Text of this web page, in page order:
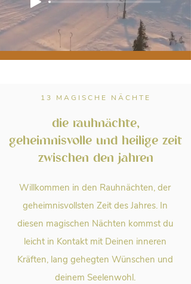
13 MAGISCHE NÄCHTE
die rauhnächte,
geheimnisvolle und heilige zeit
zwischen den jahren
Willkommen in den Rauhnächten, der
geheimnisvollsten Zeit des Jahres. In
diesen magischen Nächten kommst du
leicht in Kontakt mit Deinen inneren
Kräften, lang gehegten Wünschen und
deinem Seelenwohl.